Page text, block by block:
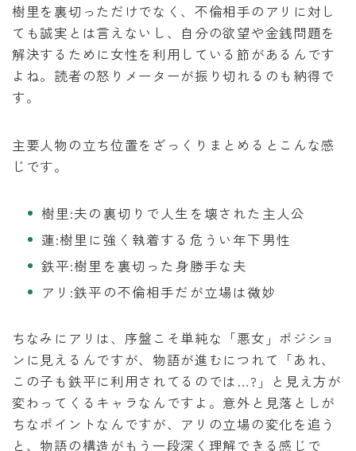
樹里を裏切っただけでなく、不倫相手のアリに対し
ても誠実とは言えないし、自分の欲望や金銭問題を
解決するために女性を利用している節があるんです
よね。読者の怒りメーターが振り切れるのも納得で
す。
主要人物の立ち位置をざっくりまとめるとこんな感
じです。
樹里:夫の裏切りで人生を壊された主人公
蓮:樹里に強く執着する危うい年下男性
鉄平:樹里を裏切った身勝手な夫
アリ:鉄平の不倫相手だが立場は微妙
ちなみにアリは、序盤こそ単純な「悪女」ポジショ
ンに見えるんですが、物語が進むにつれて「あれ、
この子も鉄平に利用されてるのでは…?」と見え方が
変わってくるキャラなんですよ。意外と見落としが
ちなポイントなんですが、アリの立場の変化を追う
と、物語の構造がもう一段深く理解できる感じで